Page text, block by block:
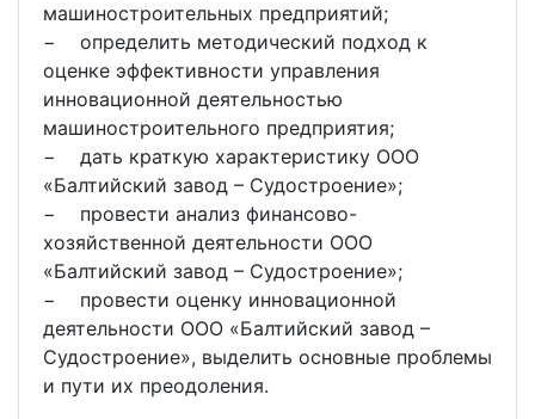
машиностроительных предприятий;
− определить методический подход к
оценке эффективности управления
инновационной деятельностью
машиностроительного предприятия;
− дать краткую характеристику ООО
«Балтийский завод – Судостроение»;
− провести анализ финансово-
хозяйственной деятельности ООО
«Балтийский завод – Судостроение»;
− провести оценку инновационной
деятельности ООО «Балтийский завод –
Судостроение», выделить основные проблемы
и пути их преодоления.